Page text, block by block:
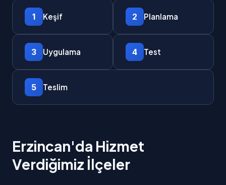
1 Keşif 2 Planlama
3 Uygulama 4 Test
5 Teslim
Erzincan'da Hizmet
Verdiğimiz İlçeler